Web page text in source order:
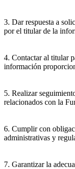
3. Dar respuesta a
por el titular de la
4. Contactar al titular
información
5. Realizar
relacionados con la
6. Cumplir con
administrativas y
7. Garantizar la